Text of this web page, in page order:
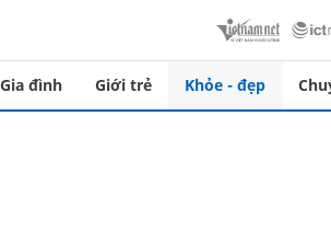
Gia đình Giới trẻ Khỏe - đẹp